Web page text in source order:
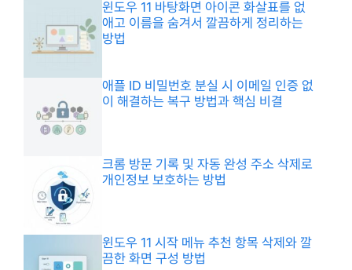
윈도우 11 바탕화면 아이콘 화살표를 없
애고 이름을 숨겨서 깔끔하게 정리하는
방법
애플 ID 비밀번호 분실 시 이메일 인증 없
이 해결하는 복구 방법과 핵심 비결
크롬 방문 기록 및 자동 완성 주소 삭제로
개인정보 보호하는 방법
윈도우 11 시작 메뉴 추천 항목 삭제와 깔
끔한 화면 구성 방법